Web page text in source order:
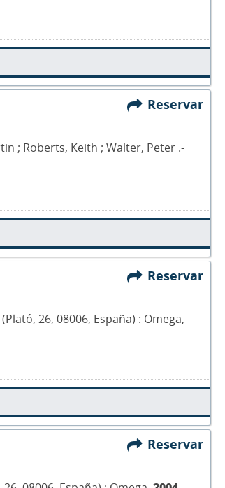
Reservar
; Roberts, Keith ; Walter, Peter .-
Reservar
26, 08006, España) : Omega,
Reservar